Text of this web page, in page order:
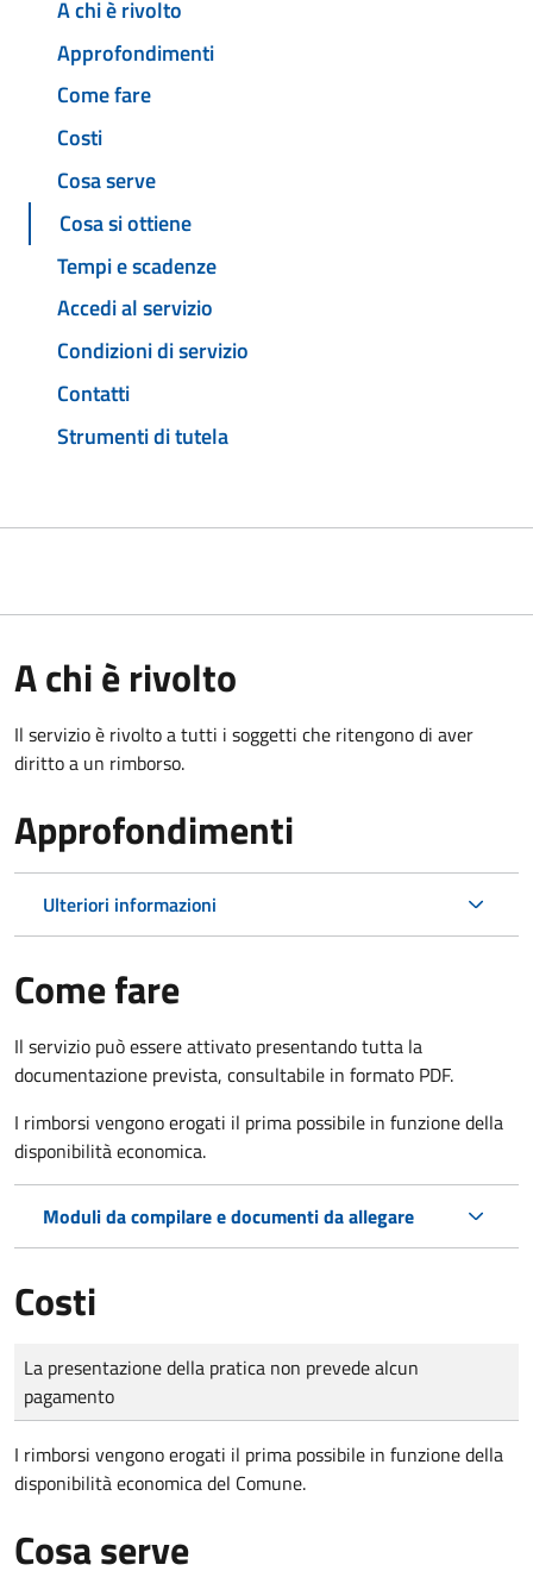
A chi è rivolto
Approfondimenti
Come fare
Costi
Cosa serve
Cosa si ottiene
Tempi e scadenze
Accedi al servizio
Condizioni di servizio
Contatti
Strumenti di tutela
A chi è rivolto
Il servizio è rivolto a tutti i soggetti che ritengono di aver
diritto a un rimborso.
Approfondimenti
Ulteriori informazioni
Come fare
Il servizio può essere attivato presentando tutta la
documentazione prevista, consultabile in formato PDF.
I rimborsi vengono erogati il prima possibile in funzione della
disponibilità economica.
Moduli da compilare e documenti da allegare
Costi
Tipo di pagamento
Importo
La presentazione della pratica non prevede alcun
pagamento
I rimborsi vengono erogati il prima possibile in funzione della
disponibilità economica del Comune.
Cosa serve